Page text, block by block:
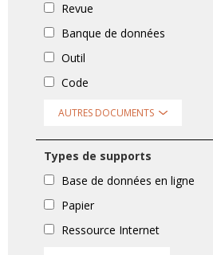
Revue
Banque de données
Outil
Code
AUTRES DOCUMENTS
Types de supports
Base de données en ligne
Papier
Ressource Internet